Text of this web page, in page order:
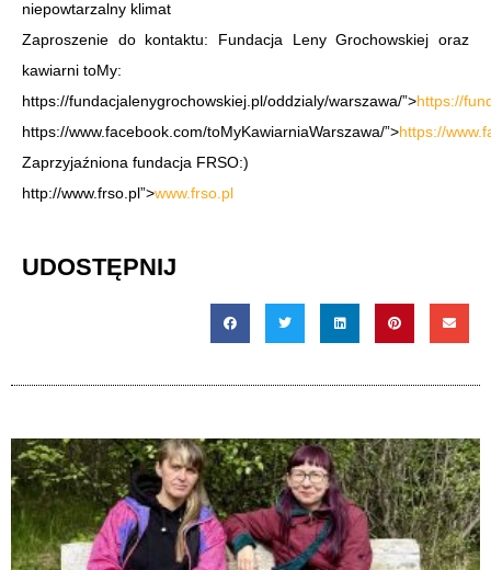
niepowtarzalny klimat
Zaproszenie do kontaktu: Fundacja Leny Grochowskiej oraz
kawiarni toMy:
https://fundacjalenygrochowskiej.pl/oddzialy/warszawa/”>https://
https://www.facebook.com/toMyKawiarniaWarszawa/”>https://
Zaprzyjaźniona fundacja FRSO:)
http://www.frso.pl”>www.frso.pl
UDOSTĘPNIJ